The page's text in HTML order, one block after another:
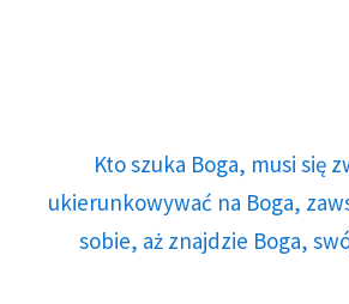
Kto szuka Boga, musi się
ukierunkowywać na Boga,
sobie, aż znajdzie Boga,